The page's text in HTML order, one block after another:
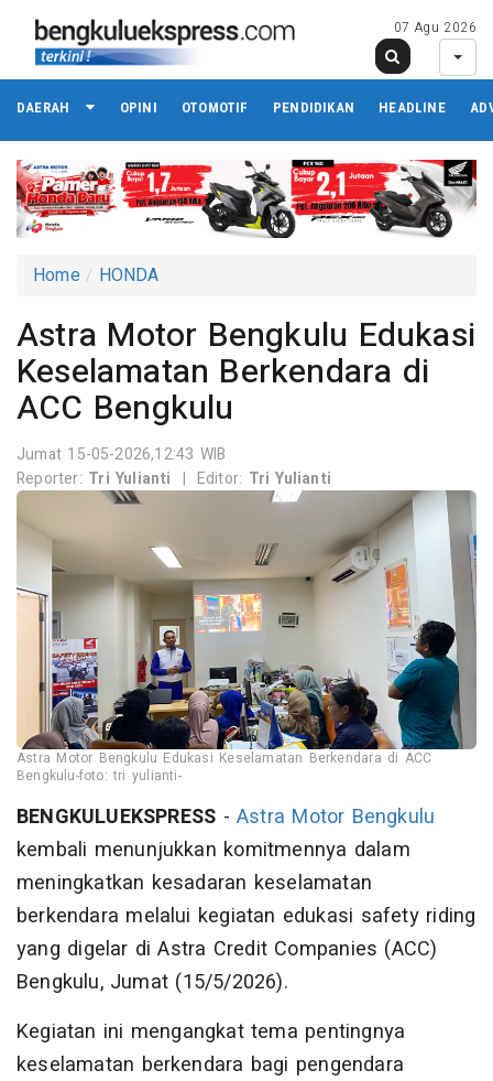
07 Agu 2026
DAERAH OPINI OTOMOTIF PENDIDIKAN HEADLINE
Home HONDA
Astra Motor Bengkulu Edukasi
Keselamatan Berkendara di
ACC Bengkulu
Jumat 15-05-2026,12:43 WIB
Reporter: Tri Yulianti | Editor: Tri Yulianti
Astra Motor Bengkulu Edukasi Keselamatan Berkendara di ACC
Bengkulu-foto: tri yulianti-
BENGKULUEKSPRESS -Astra Motor Bengkulu
kembali menunjukkan komitmennya dalam
meningkatkan kesadaran keselamatan
berkendara melalui kegiatan edukasi safety riding
yang digelar di Astra Credit Companies (ACC)
Bengkulu, Jumat (15/5/2026).
Kegiatan ini mengangkat tema pentingnya
keselamatan berkendara bagi pengendara